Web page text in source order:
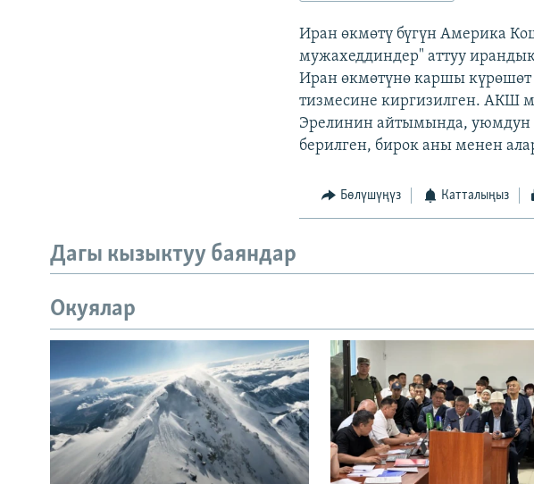
Иран өкмөтү бүгүн Америка
мужахеддиндер" аттуу
Иран өкмөтүнө каршы
тизмесине киргизилген. АКШ
Эрелинин айтымында, уюмдун
берилген, бирок аны менен
Бөлүшүңүз Катталыңыз
Дагы кызыктуу баяндар
Окуялар